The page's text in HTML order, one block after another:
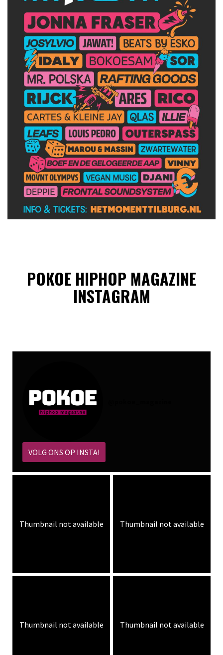
POKOE HIPHOP MAGAZINE
INSTAGRAM
VOLG ONS OP INSTA!
Thumbnail not available Thumbnail not available
Thumbnail not available Thumbnail not available